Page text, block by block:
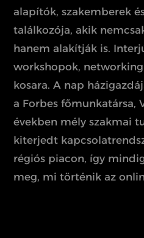
alapítók, szakemberek
találkozója, akik
hanem alakítják is.
workshopok,
kosara. A nap
a Forbes főmunkatársa,
években mély szakmai
kiterjedt
régiós piacon, így
meg, mi történik az